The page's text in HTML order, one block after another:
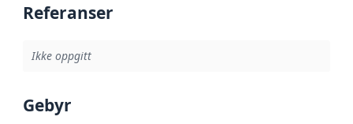
Referanser
Ikke oppgitt
Gebyr